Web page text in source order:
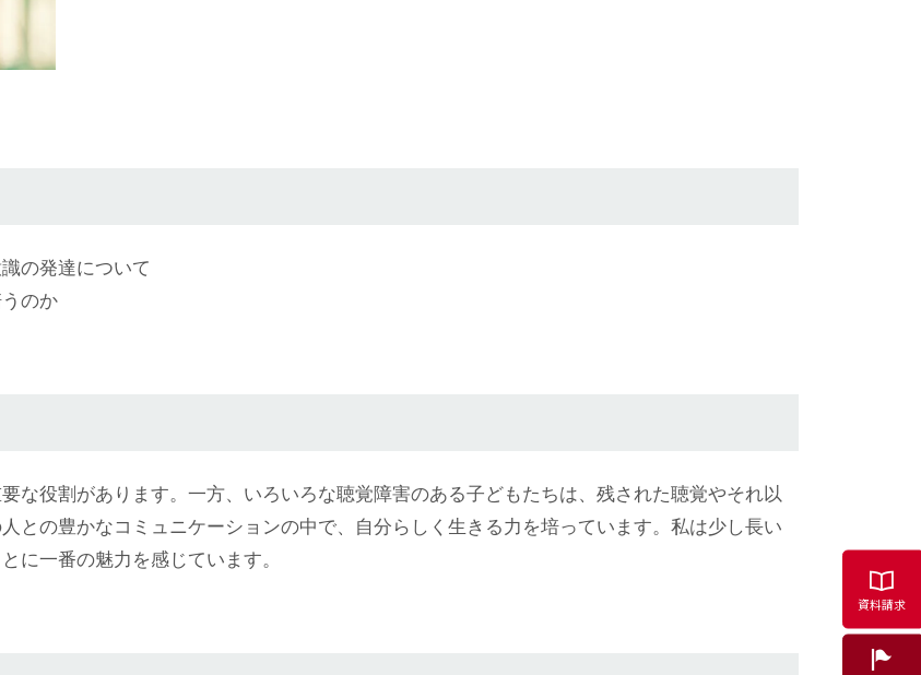
の発達について
のか
な役割があります。一方、いろいろな聴覚障害のある子どもたちは、残された聴覚やそれ以
との豊かなコミュニケーションの中で、自分らしく生きる力を培っています。私は少し長い
に一番の魅力を感じています。
資料請求